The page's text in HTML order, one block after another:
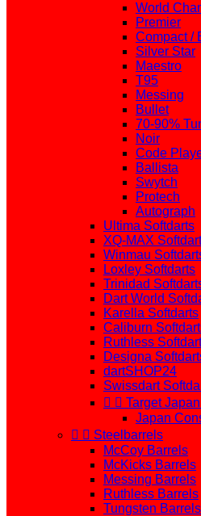
World
Premier
Compact /
Silver Star
Maestro
T95
Messing
Bullet
70-90%
Noir
Code
Ballista
Swytch
Protech
Autograph
Ultima Softdarts
XQ-MAX
Winmau
Loxley Softdarts
Trinidad
Dart World
Karella Softdarts
Caliburn
Ruthless
Designa
dartSHOP24
Swissdart
  Target
Japan
  Steelbarrels
McCoy Barrels
McKicks Barrels
Messing Barrels
Ruthless Barrels
Tungsten Barrels